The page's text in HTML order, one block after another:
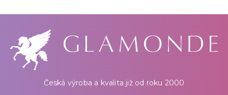
Česká výroba a kvalita již od roku 2000